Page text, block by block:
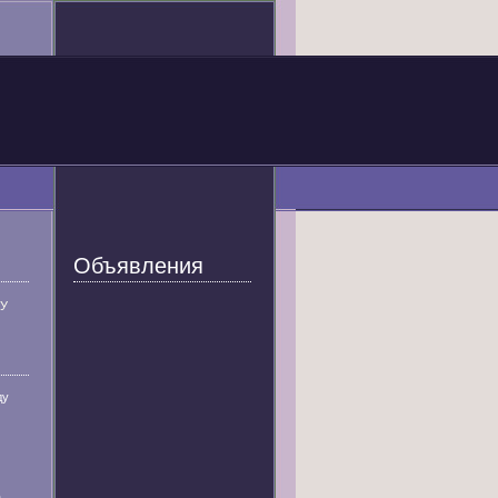
Объявления